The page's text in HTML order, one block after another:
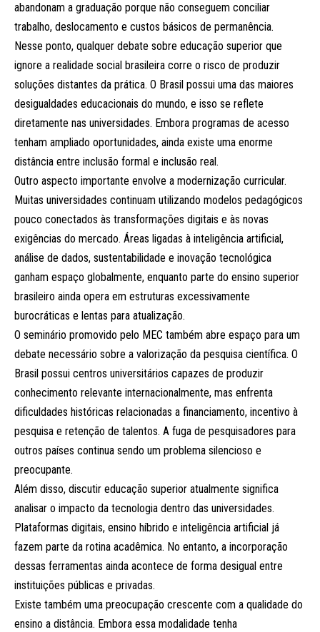
abandonam a graduação porque não conseguem conciliar
trabalho, deslocamento e custos básicos de permanência.
Nesse ponto, qualquer debate sobre educação superior que
ignore a realidade social brasileira corre o risco de produzir
soluções distantes da prática. O Brasil possui uma das maiores
desigualdades educacionais do mundo, e isso se reflete
diretamente nas universidades. Embora programas de acesso
tenham ampliado oportunidades, ainda existe uma enorme
distância entre inclusão formal e inclusão real.
Outro aspecto importante envolve a modernização curricular.
Muitas universidades continuam utilizando modelos pedagógicos
pouco conectados às transformações digitais e às novas
exigências do mercado. Áreas ligadas à inteligência artificial,
análise de dados, sustentabilidade e inovação tecnológica
ganham espaço globalmente, enquanto parte do ensino superior
brasileiro ainda opera em estruturas excessivamente
burocráticas e lentas para atualização.
O seminário promovido pelo MEC também abre espaço para um
debate necessário sobre a valorização da pesquisa científica. O
Brasil possui centros universitários capazes de produzir
conhecimento relevante internacionalmente, mas enfrenta
dificuldades históricas relacionadas a financiamento, incentivo à
pesquisa e retenção de talentos. A fuga de pesquisadores para
outros países continua sendo um problema silencioso e
preocupante.
Além disso, discutir educação superior atualmente significa
analisar o impacto da tecnologia dentro das universidades.
Plataformas digitais, ensino híbrido e inteligência artificial já
fazem parte da rotina acadêmica. No entanto, a incorporação
dessas ferramentas ainda acontece de forma desigual entre
instituições públicas e privadas.
Existe também uma preocupação crescente com a qualidade do
ensino a distância. Embora essa modalidade tenha